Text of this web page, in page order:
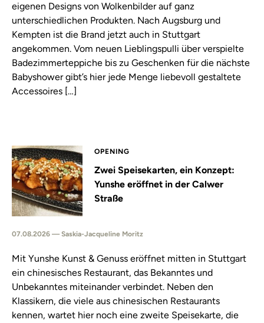
eigenen Designs von Wolkenbilder auf ganz
unterschiedlichen Produkten. Nach Augsburg und
Kempten ist die Brand jetzt auch in Stuttgart
angekommen. Vom neuen Lieblingspulli über verspielte
Badezimmerteppiche bis zu Geschenken für die nächste
Babyshower gibt’s hier jede Menge liebevoll gestaltete
Accessoires […]
OPENING
Zwei Speisekarten, ein Konzept:
Yunshe eröffnet in der Calwer
Straße
07.08.2026 — Saskia-Jacqueline Moritz
Mit Yunshe Kunst & Genuss eröffnet mitten in Stuttgart
ein chinesisches Restaurant, das Bekanntes und
Unbekanntes miteinander verbindet. Neben den
Klassikern, die viele aus chinesischen Restaurants
kennen, wartet hier noch eine zweite Speisekarte, die